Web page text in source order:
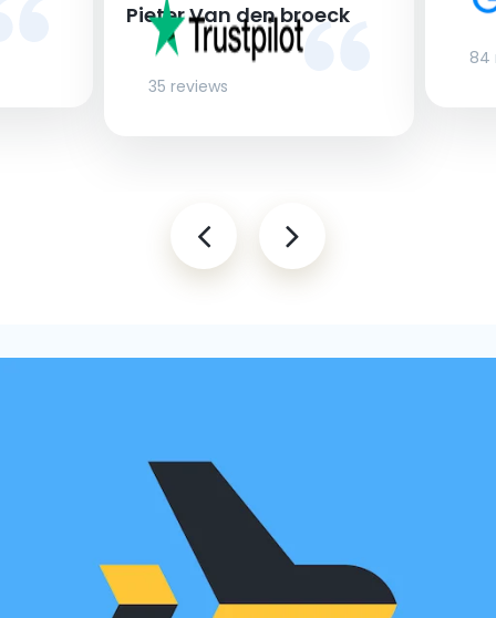
Pieter Van den broeck
35 reviews
84